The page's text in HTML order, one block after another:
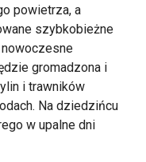
powietrza, a
szybkobieżne
gromadzona i
i trawników
Na dziedzińcu
w upalne dni